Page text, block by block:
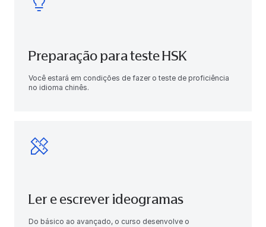
Preparação para teste HSK
Você estará em condições de fazer o teste de proficiência
no idioma chinês.
Ler e escrever ideogramas
Do básico ao avançado, o curso desenvolve o